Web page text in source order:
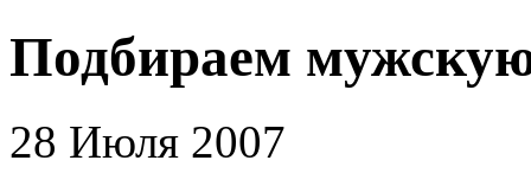
Подбираем
28 Июля 2007